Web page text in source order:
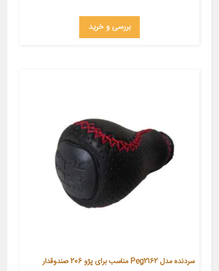
بررسی و خرید
سردنده مدل Peg2162 مناسب برای پژو 206 صندوقدار